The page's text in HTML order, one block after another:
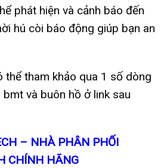
phát hiện và cảnh báo đến
hú còi báo động giúp bạn an
thể tham khảo qua 1 số dòng
và buôn hồ ở link sau
– NHÀ PHÂN PHỐI
CHÍNH HÃNG